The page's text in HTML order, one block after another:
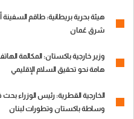
هيئة بحرية بريطانية: طاقم
شرق عُمان
وزير خارجية باكستان: المكالمة
هامة نحو تحقيق السلام الإقليمي
الخارجية القطرية: رئيس الوزراء
وساطة باكستان وتطورات لبنان